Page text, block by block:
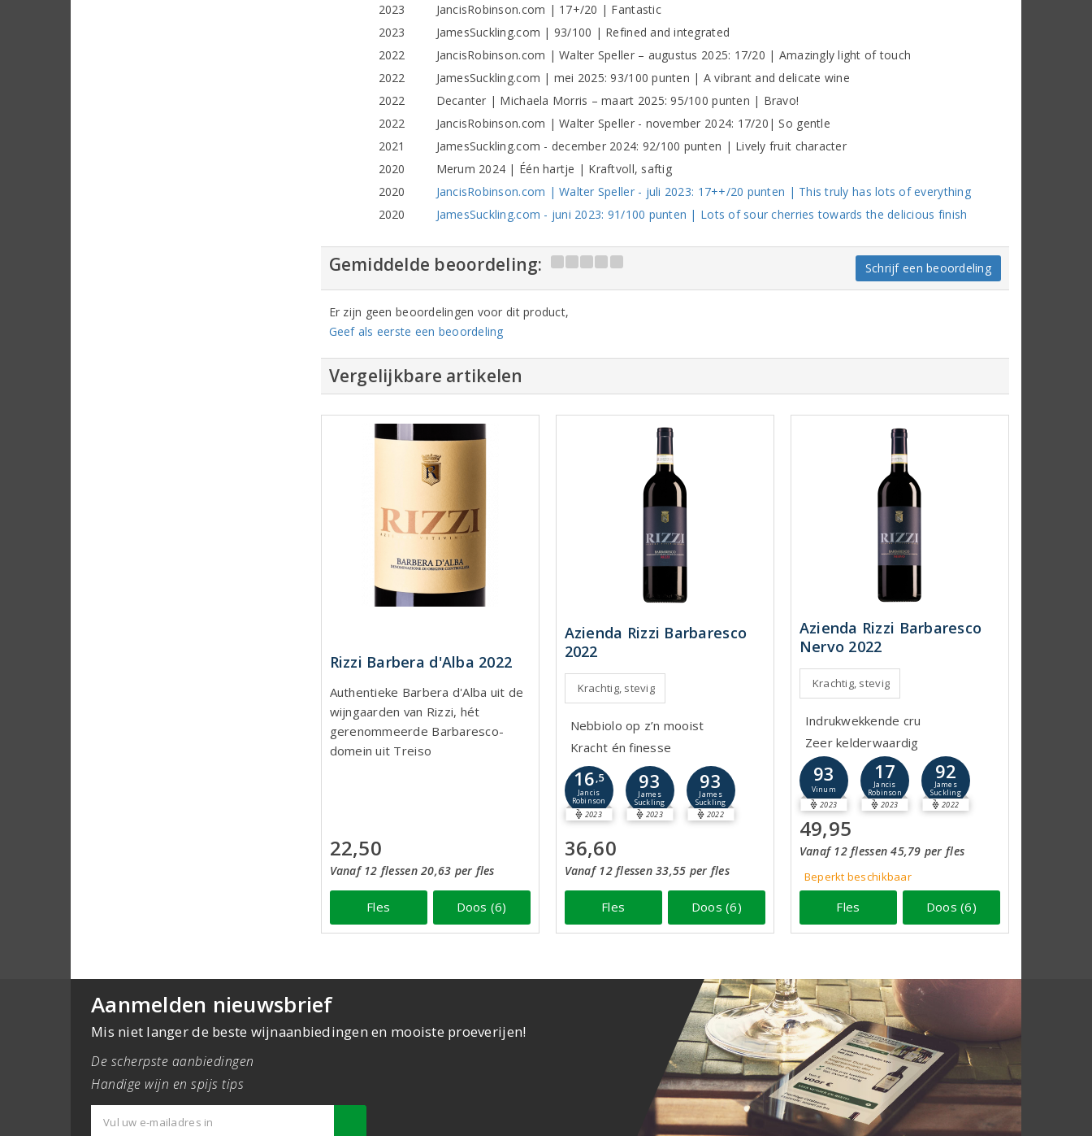
2023
JancisRobinson.com | 17+/20 | Fantastic
2023
JamesSuckling.com | 93/100 | Refined and integrated
2022
JancisRobinson.com | Walter Speller – augustus 2025: 17/20 | Amazingly light of touch
2022
JamesSuckling.com | mei 2025: 93/100 punten | A vibrant and delicate wine
2022
Decanter | Michaela Morris – maart 2025: 95/100 punten | Bravo!
2022
JancisRobinson.com | Walter Speller - november 2024: 17/20| So gentle
2021
JamesSuckling.com - december 2024: 92/100 punten | Lively fruit character
2020
Merum 2024 | Één hartje | Kraftvoll, saftig
2020
JancisRobinson.com | Walter Speller - juli 2023: 17++/20 punten | This truly has lots of everything
2020
JamesSuckling.com - juni 2023: 91/100 punten | Lots of sour cherries towards the delicious finish
Gemiddelde beoordeling: Schrijf een beoordeling
Er zijn geen beoordelingen voor dit product,
Geef als eerste een beoordeling
Vergelijkbare artikelen
Rizzi Barbera d'Alba 2022
Authentieke Barbera d'Alba uit de
wijngaarden van Rizzi, hét
gerenommeerde Barbaresco-
domein uit Treiso
22,50
Vanaf 12 flessen 20,63 per fles
Fles Doos (6)
Azienda Rizzi Barbaresco
2022
Krachtig, stevig
Nebbiolo op z’n mooist
Kracht én finesse
16,5
Jancis
Robinson
2023
93
James
Suckling
2023
93
James
Suckling
2022
36,60
Vanaf 12 flessen 33,55 per fles
Fles Doos (6)
Azienda Rizzi Barbaresco
Nervo 2022
Krachtig, stevig
Indrukwekkende cru
Zeer kelderwaardig
93
Vinum
2023
17
Jancis
Robinson
2023
92
James
Suckling
2022
49,95
Vanaf 12 flessen 45,79 per fles
Beperkt beschikbaar
Fles Doos (6)
Aanmelden nieuwsbrief
Mis niet langer de beste wijnaanbiedingen en mooiste proeverijen!
De scherpste aanbiedingen
Handige wijn en spijs tips